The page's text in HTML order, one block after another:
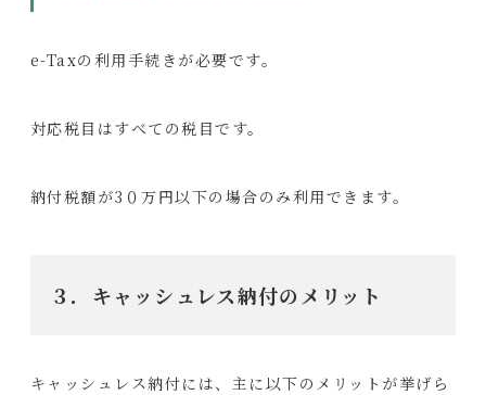
e-Taxの利用手続きが必要です。
対応税目はすべての税目です。
納付税額が3０万円以下の場合のみ利用できます。
３． キャッシュレス納付のメリット
キャッシュレス納付には、主に以下のメリットが挙げら